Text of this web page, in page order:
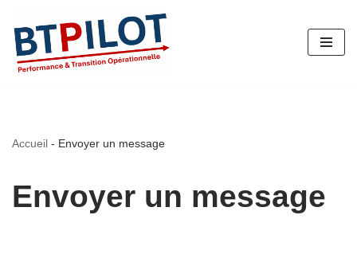
Aller
au
Accueil - Envoyer un message
Envoyer un message